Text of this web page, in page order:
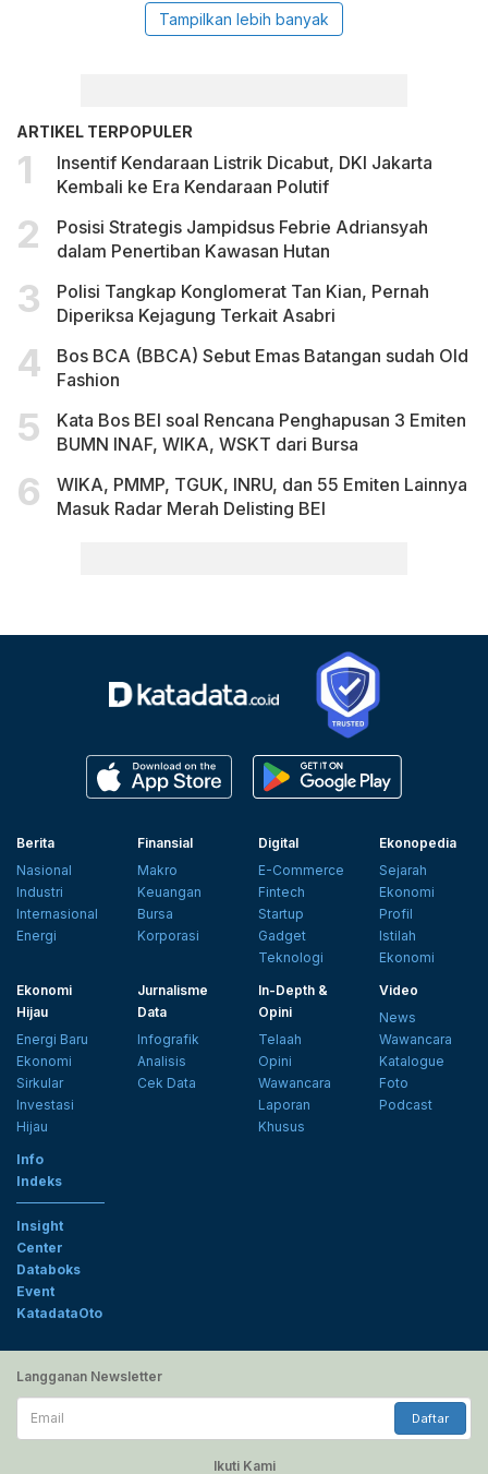
Tampilkan lebih banyak
ARTIKEL TERPOPULER
Insentif Kendaraan Listrik Dicabut, DKI Jakarta
Kembali ke Era Kendaraan Polutif
Posisi Strategis Jampidsus Febrie Adriansyah
dalam Penertiban Kawasan Hutan
Polisi Tangkap Konglomerat Tan Kian, Pernah
Diperiksa Kejagung Terkait Asabri
Bos BCA (BBCA) Sebut Emas Batangan sudah Old
Fashion
Kata Bos BEI soal Rencana Penghapusan 3 Emiten
BUMN INAF, WIKA, WSKT dari Bursa
WIKA, PMMP, TGUK, INRU, dan 55 Emiten Lainnya
Masuk Radar Merah Delisting BEI
Berita
Nasional
Industri
Internasional
Energi
Finansial
Makro
Keuangan
Bursa
Korporasi
Digital
E-Commerce
Fintech
Startup
Gadget
Teknologi
Ekonopedia
Sejarah
Ekonomi
Profil
Istilah
Ekonomi
Ekonomi
Hijau
Energi Baru
Ekonomi
Sirkular
Investasi
Hijau
Jurnalisme
Data
Infografik
Analisis
Cek Data
In-Depth &
Opini
Telaah
Opini
Wawancara
Laporan
Khusus
Video
News
Wawancara
Katalogue
Foto
Podcast
Info
Indeks
Insight
Center
Databoks
Event
KatadataOto
Langganan Newsletter
Email
Daftar
Ikuti Kami